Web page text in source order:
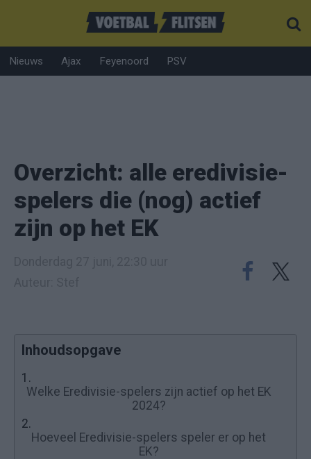
Nieuws Ajax Feyenoord PSV
Overzicht: alle eredivisie-
spelers die (nog) actief
zijn op het EK
Inhoudsopgave
1.
Welke Eredivisie-spelers zijn actief op het EK
2024?
2.
Hoeveel Eredivisie-spelers speler er op het
EK?